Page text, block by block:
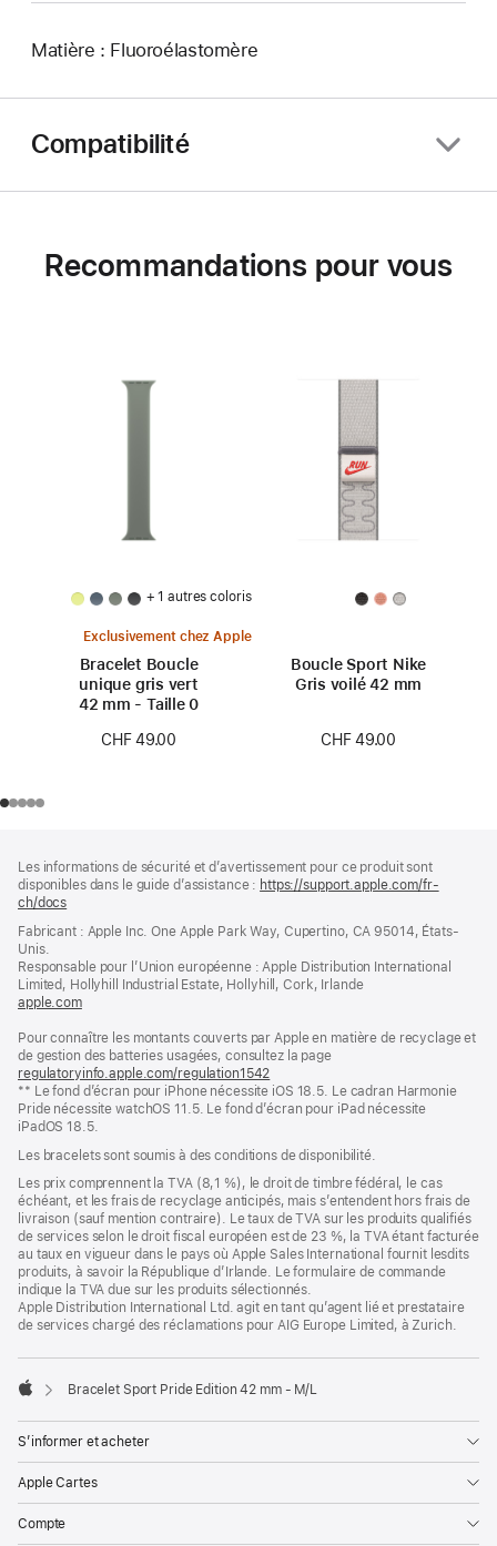
Matière : Fluoroélastomère
Compatibilité
Recommandations pour vous
+ 1 autres coloris
Exclusivement chez Apple
Bracelet Boucle
unique gris vert
42 mm - Taille 0
CHF 49.00
Boucle Sport Nike
Gris voilé 42 mm
CHF 49.00
de
page
de
bas
page
Les informations de sécurité et d’avertissement pour ce produit sont
disponibles dans le guide d’assistance : https://support.apple.com/fr-
ch/docs
une
fenêtre)
Fabricant : Apple Inc. One Apple Park Way, Cupertino, CA 95014, États-
Unis.
Responsable pour l’Union européenne : Apple Distribution International
Limited, Hollyhill Industrial Estate, Hollyhill, Cork, Irlande
apple.com(s’ouvre
une
nouvelle
fenêtre)
Pour connaître les montants couverts par Apple en matière de recyclage et
de gestion des batteries usagées, consultez la page
regulatoryinfo.apple.com/regulation1542
dans
une
** Le fond d’écran pour iPhone nécessite iOS 18.5. Le cadran Harmonie
Pride nécessite watchOS 11.5. Le fond d’écran pour iPad nécessite
iPadOS 18.5.
Les bracelets sont soumis à des conditions de disponibilité.
Les prix comprennent la TVA (8,1 %), le droit de timbre fédéral, le cas
échéant, et les frais de recyclage anticipés, mais s’entendent hors frais de
livraison (sauf mention contraire). Le taux de TVA sur les produits qualifiés
de services selon le droit fiscal européen est de 23 %, la TVA étant facturée
au taux en vigueur dans le pays où Apple Sales International fournit lesdits
produits, à savoir la République d’Irlande. Le formulaire de commande
indique la TVA due sur les produits sélectionnés.
Apple Distribution International Ltd. agit en tant qu’agent lié et prestataire
de services chargé des réclamations pour AIG Europe Limited, à Zurich.
Bracelet Sport Pride Edition 42 mm - M/L
S’informer et acheter
Apple Cartes
Compte